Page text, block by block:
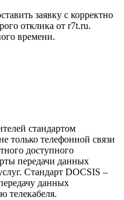
заявку с корректно
отклика от r7t.ru.
времени.
стандартом
только телефонной связи
доступного
передачи данных
Стандарт DOCSIS –
данных
телекабеля.